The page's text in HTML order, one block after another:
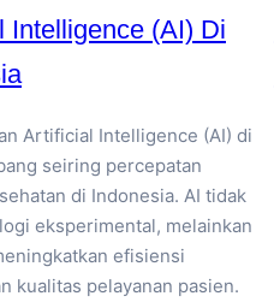
Intelligence (AI) Di
Artificial Intelligence (AI) di
seiring percepatan
di Indonesia. AI tidak
eksperimental, melainkan
efisiensi
kualitas pelayanan pasien.